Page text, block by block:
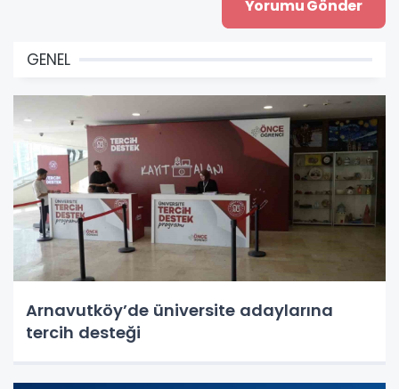
GENEL
Arnavutköy’de üniversite adaylarına
tercih desteği